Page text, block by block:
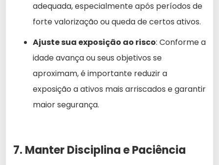
adequada, especialmente após períodos de
forte valorização ou queda de certos ativos.
Ajuste sua exposição ao risco: Conforme a
idade avança ou seus objetivos se
aproximam, é importante reduzir a
exposição a ativos mais arriscados e garantir
maior segurança.
7. Manter Disciplina e Paciência